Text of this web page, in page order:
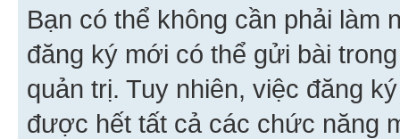
Bạn có thể không cần phải làm
đăng ký mới có thể gửi bài
quản trị. Tuy nhiên, việc đăng
được hết tất cả các chức năng